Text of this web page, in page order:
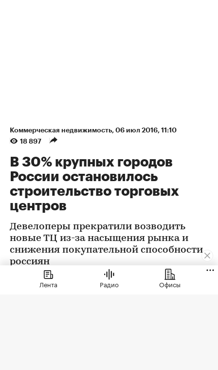
Коммерческая недвижимость 06 июл 2016, 11:10
18 897
В 30% крупных городов
России остановилось
строительство торговых
центров
Девелоперы прекратили возводить
новые ТЦ из-за насыщения рынка и
снижения покупательной способности
россиян
Лента Радио Офисы